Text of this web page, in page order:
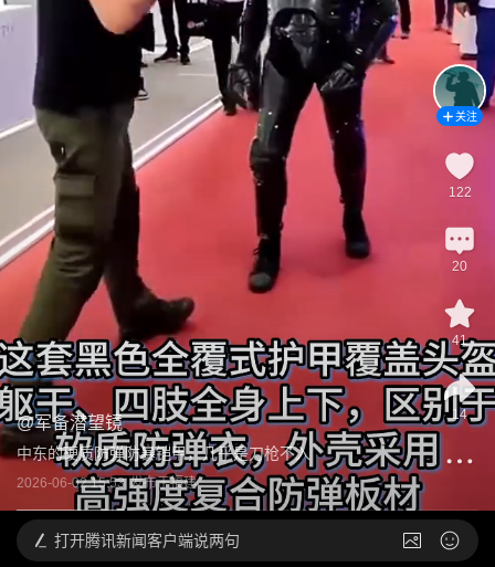
@军备潜望镜
中东的硬质防弹防暴铠甲，几乎是刀枪不入
2026-06-02 15:53 发布于福建
关注
122
20
41
14
打开腾讯新闻客户端说两句